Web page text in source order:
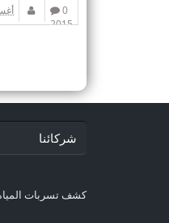
0
2015
شركائنا
كشف تسربات